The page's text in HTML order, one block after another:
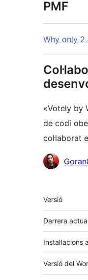
PMF
Why only 2
«Votely by
de codi
col·laborat
Meta
Versió
Darrera
Instal·lacions
Versió del